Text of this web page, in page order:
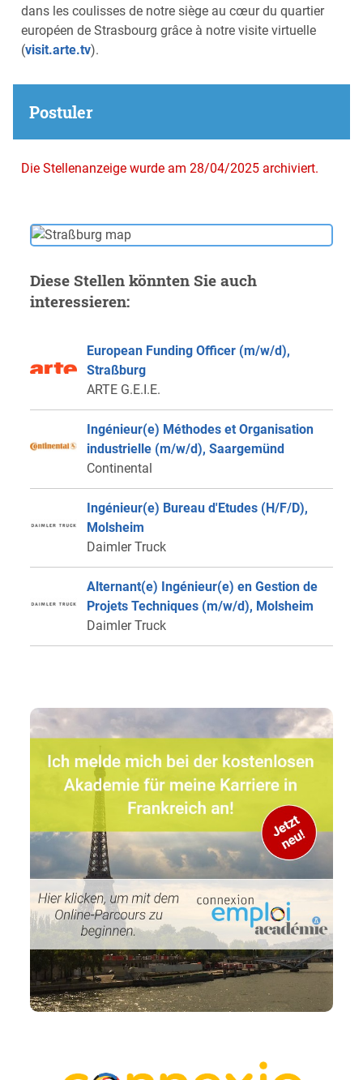
dans les coulisses de notre siège au cœur du quartier
européen de Strasbourg grâce à notre visite virtuelle
(visit.arte.tv).
Postuler
Die Stellenanzeige wurde am 28/04/2025 archiviert.
Diese Stellen könnten Sie auch
interessieren:
European Funding Officer (m/w/d),
Straßburg
ARTE G.E.I.E.
Ingénieur(e) Méthodes et Organisation
industrielle (m/w/d), Saargemünd
Continental
Ingénieur(e) Bureau d'Etudes (H/F/D),
Molsheim
Daimler Truck
Alternant(e) Ingénieur(e) en Gestion de
Projets Techniques (m/w/d), Molsheim
Daimler Truck